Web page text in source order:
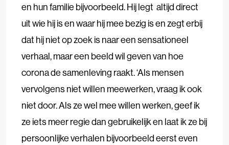
en hun familie bijvoorbeeld. Hij legt altijd direct
uit wie hij is en waar hij mee bezig is en zegt erbij
dat hij niet op zoek is naar een sensationeel
verhaal, maar een beeld wil geven van hoe
corona de samenleving raakt. ‘Als mensen
vervolgens niet willen meewerken, vraag ik ook
niet door. Als ze wel mee willen werken, geef ik
ze iets meer regie dan gebruikelijk en laat ik ze bij
persoonlijke verhalen bijvoorbeeld eerst even